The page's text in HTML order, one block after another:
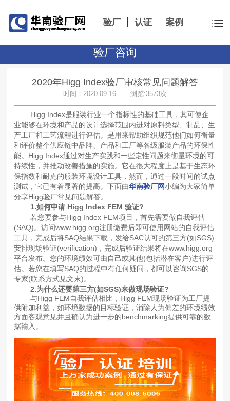
验厂 认证 案例
验厂咨询
2020年Higg Index验厂审核常见问题解答
时间：2020-09-16 浏览:3573次
Higg Index是服装行业一个指标性的基础工具，其可使企
业能够在环境和产品的设计选择范围内进对原料类型、制品、生
产工厂和工艺流程进行评估。是用来帮助组织规范他们如何衡量
和评价整个供应链中品牌、产品和工厂等各级服装产品的环保性
能。Higg Index通过对生产实践和一些定性问题来衡量环境的可
持续性，并推动改善措施的实施。它在很大程度上是基于生态环
保指数和耐克的服装环境设计工具，然而，通过一段时间的试点
测试，它已有着显著的提高。下面由华南验厂网小编为大家简单
分享Higg验厂常见问题解答。
1.如何申请 Higg Index FEM 验证?
若您要参与Higg Index FEM项目，首先需要做自我评估
(SAQ)。访问www.higg.org注册缴费后即可使用网站的自我评估
工具，完成后将SAQ结果下载，发给SAC认可的第三方(如SGS)
安排现场验证(verification)，完成后验证结果将在www.higg.org
平台发布。您的环境绩效可由自己或其他(包括潜在客户)进行评
估。若您在填写SAQ的过程中有任何疑问，都可以咨询SGS的
专家(联系方式见文末)。
2.为什么还要第三方(如SGS)来做现场验证?
与Higg FEM自我评估相比，Higg FEM现场验证为工厂提
供附加利益，如环境数据的目标验证，消除人为偏差的环境绩效
方面客观意见并且确认为进一步的benchmarking提供可靠的数
据输入。